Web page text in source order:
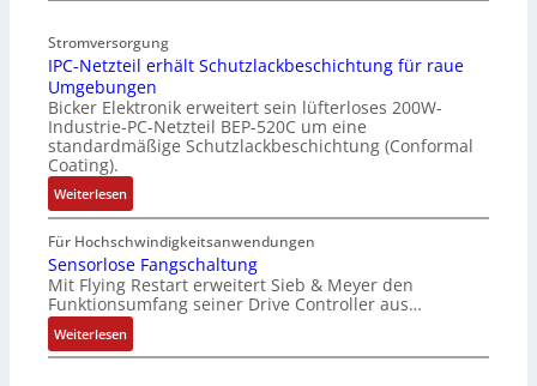
e
l
o
s
e
M
u
l
t
i
t
u
r
n
-
r
b
e
s
s
e
r
t
e
L
a
e
r
t
Stromversorgung
IPC-Netzteil erhält Schutzlackbeschichtung für raue
Umgebungen
Bicker Elektronik erweitert sein lüfterloses 200W-
Industrie-PC-Netzteil BEP-520C um eine
standardmäßige Schutzlackbeschichtung (Conformal
Coating).
Weiterlesen:
I
P
C
N
t
Für Hochschwindigkeitsanwendungen
Sensorlose Fangschaltung
Mit Flying Restart erweitert Sieb & Meyer den
Funktionsumfang seiner Drive Controller aus…
Weiterlesen:
S